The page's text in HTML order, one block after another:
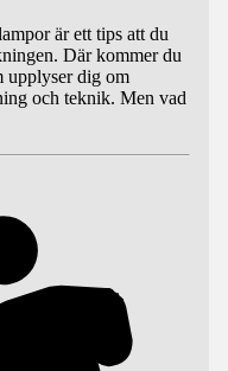
är ett tips att du
Där kommer du
upplyser dig om
och teknik. Men vad